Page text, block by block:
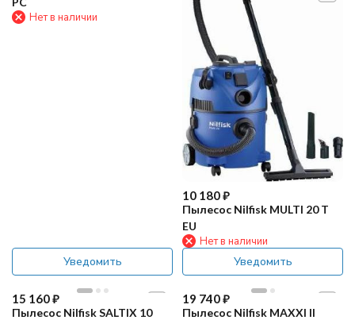
Нет в наличии
Уведомить
10 180₽
Пылесос Nilfisk MULTI 20 T
EU
Нет в наличии
Уведомить
15 160₽
Пылесос Nilfisk SALTIX 10
19 740₽
Пылесос Nilfisk MAXXI II